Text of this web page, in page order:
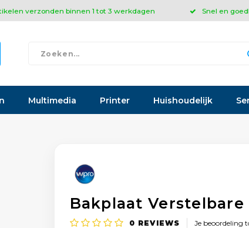
verzonden binnen 1 tot 3 werkdagen Snel en
Multimedia Printer Huishoudelijk
Bakplaat
0 REVIEWS Je beoordeling